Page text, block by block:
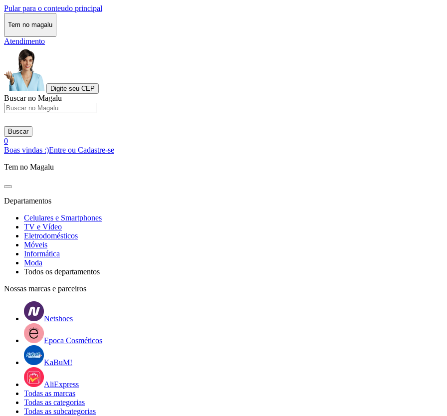
Pular para o conteudo principal
Tem no magalu
Atendimento
Digite seu CEP
Buscar no Magalu
Buscar
0
Boas vindas :)Entre ou Cadastre-se
Tem no Magalu
Departamentos
Celulares e Smartphones
TV e Vídeo
Eletrodomésticos
Móveis
Informática
Moda
Todos os departamentos
Nossas marcas e parceiros
Netshoes
Epoca Cosméticos
KaBuM!
AliExpress
Todas as marcas
Todas as categorias
Todas as subcategorias